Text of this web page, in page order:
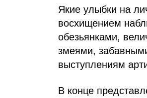
Якие улыбки на
восхищением
обезьянками,
змеями,
выступлениям
В конце